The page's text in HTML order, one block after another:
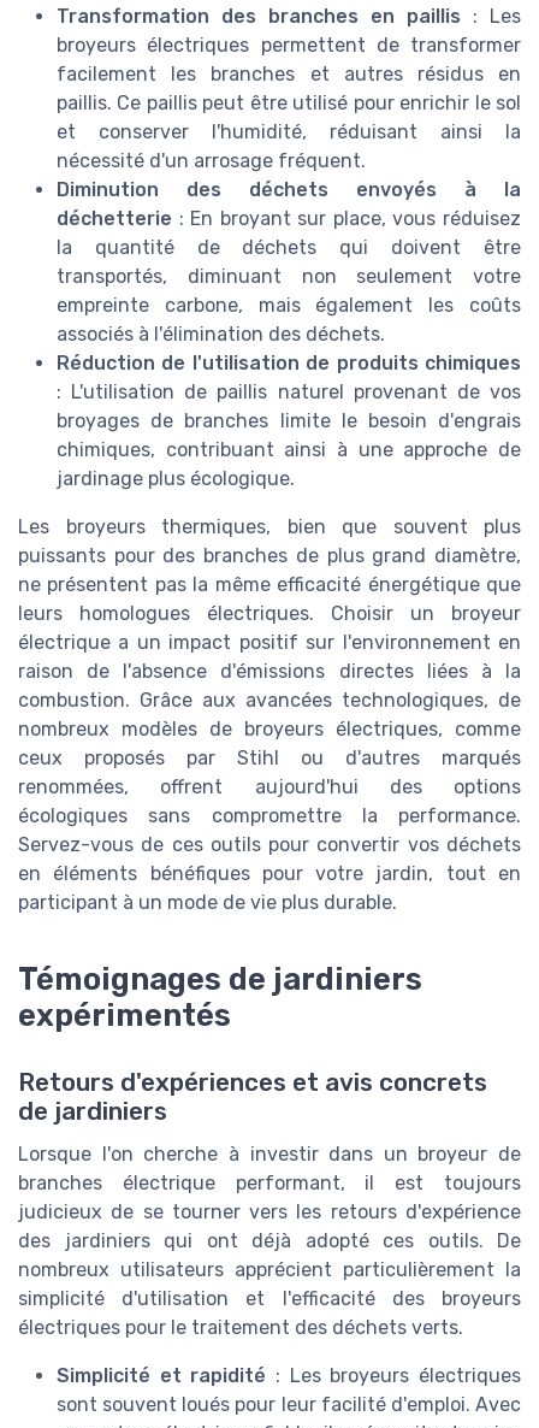
Transformation des branches en paillis : Les
broyeurs électriques permettent de transformer
facilement les branches et autres résidus en
paillis. Ce paillis peut être utilisé pour enrichir le sol
et conserver l'humidité, réduisant ainsi la
nécessité d'un arrosage fréquent.
Diminution des déchets envoyés à la
déchetterie : En broyant sur place, vous réduisez
la quantité de déchets qui doivent être
transportés, diminuant non seulement votre
empreinte carbone, mais également les coûts
associés à l'élimination des déchets.
Réduction de l'utilisation de produits chimiques
: L'utilisation de paillis naturel provenant de vos
broyages de branches limite le besoin d'engrais
chimiques, contribuant ainsi à une approche de
jardinage plus écologique.
Les broyeurs thermiques, bien que souvent plus
puissants pour des branches de plus grand diamètre,
ne présentent pas la même efficacité énergétique que
leurs homologues électriques. Choisir un broyeur
électrique a un impact positif sur l'environnement en
raison de l'absence d'émissions directes liées à la
combustion. Grâce aux avancées technologiques, de
nombreux modèles de broyeurs électriques, comme
ceux proposés par Stihl ou d'autres marqués
renommées, offrent aujourd'hui des options
écologiques sans compromettre la performance.
Servez-vous de ces outils pour convertir vos déchets
en éléments bénéfiques pour votre jardin, tout en
participant à un mode de vie plus durable.
Témoignages de jardiniers
expérimentés
Retours d'expériences et avis concrets
de jardiniers
Lorsque l'on cherche à investir dans un broyeur de
branches électrique performant, il est toujours
judicieux de se tourner vers les retours d'expérience
des jardiniers qui ont déjà adopté ces outils. De
nombreux utilisateurs apprécient particulièrement la
simplicité d'utilisation et l'efficacité des broyeurs
électriques pour le traitement des déchets verts.
Simplicité et rapidité : Les broyeurs électriques
sont souvent loués pour leur facilité d'emploi. Avec